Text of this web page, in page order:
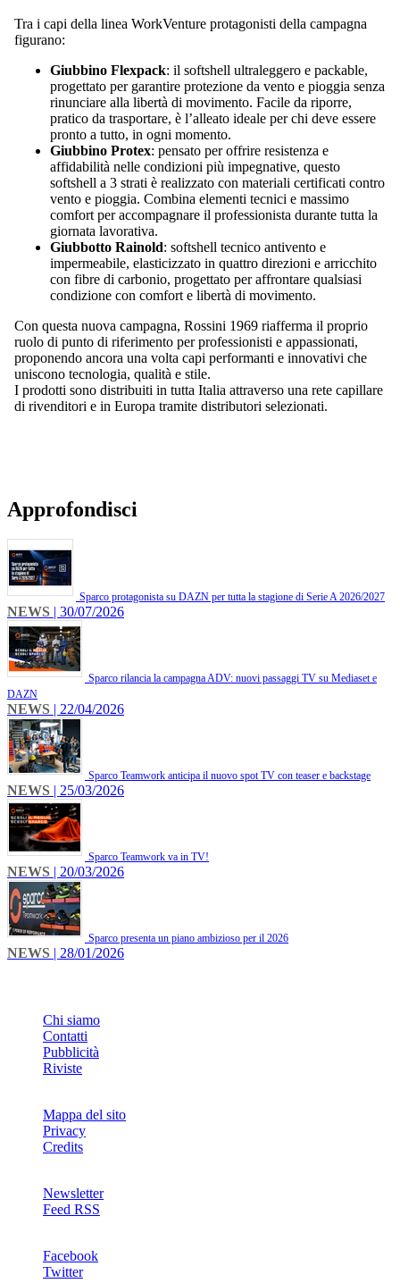
Tra i capi della linea WorkVenture protagonisti della campagna
figurano:
Giubbino Flexpack: il softshell ultraleggero e packable,
progettato per garantire protezione da vento e pioggia senza
rinunciare alla libertà di movimento. Facile da riporre,
pratico da trasportare, è l’alleato ideale per chi deve essere
pronto a tutto, in ogni momento.
Giubbino Protex: pensato per offrire resistenza e
affidabilità nelle condizioni più impegnative, questo
softshell a 3 strati è realizzato con materiali certificati contro
vento e pioggia. Combina elementi tecnici e massimo
comfort per accompagnare il professionista durante tutta la
giornata lavorativa.
Giubbotto Rainold: softshell tecnico antivento e
impermeabile, elasticizzato in quattro direzioni e arricchito
con fibre di carbonio, progettato per affrontare qualsiasi
condizione con comfort e libertà di movimento.
Con questa nuova campagna, Rossini 1969 riafferma il proprio
ruolo di punto di riferimento per professionisti e appassionati,
proponendo ancora una volta capi performanti e innovativi che
uniscono tecnologia, qualità e stile.
I prodotti sono distribuiti in tutta Italia attraverso una rete capillare
di rivenditori e in Europa tramite distributori selezionati.
Approfondisci
Sparco protagonista su DAZN per tutta la stagione di Serie A 2026/2027
NEWS | 30/07/2026
Sparco rilancia la campagna ADV: nuovi passaggi TV su Mediaset e
DAZN
NEWS | 22/04/2026
Sparco Teamwork anticipa il nuovo spot TV con teaser e backstage
NEWS | 25/03/2026
Sparco Teamwork va in TV!
NEWS | 20/03/2026
Sparco presenta un piano ambizioso per il 2026
NEWS | 28/01/2026
Chi siamo
Contatti
Pubblicità
Riviste
Mappa del sito
Privacy
Credits
Newsletter
Feed RSS
Facebook
Twitter